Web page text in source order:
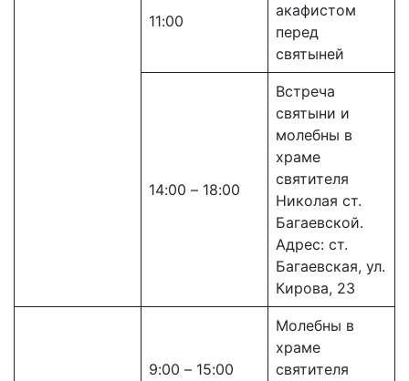
11:00
акафистом
перед
святыней
14:00 – 18:00
Встреча
святыни и
молебны в
храме
святителя
Николая ст.
Багаевской.
Адрес: ст.
Багаевская, ул.
Кирова, 23
9:00 – 15:00
Молебны в
храме
святителя